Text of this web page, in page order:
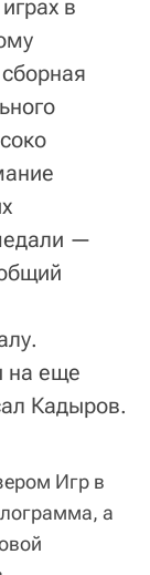
в
—
на еще
Кадыров.
Игр в
а